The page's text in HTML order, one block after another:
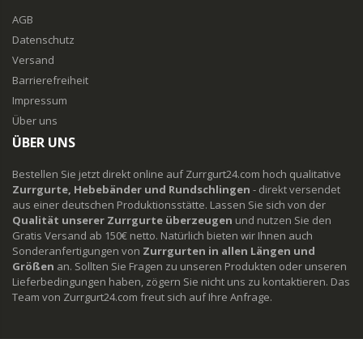
AGB
Datenschutz
Versand
Barrierefreiheit
Impressum
Über uns
ÜBER UNS
Bestellen Sie jetzt direkt online auf Zurrgurt24.com hoch qualitative
Zurrgurte, Hebebänder und Rundschlingen - direkt versendet
aus einer deutschen Produktionsstätte. Lassen Sie sich von der
Qualität unserer Zurrgurte überzeugen und nutzen Sie den
Gratis Versand ab 150€ netto. Natürlich bieten wir Ihnen auch
Sonderanfertigungen von Zurrgurten in allen Längen und
Größen an. Sollten Sie Fragen zu unseren Produkten oder unseren
Lieferbedingungen haben, zögern Sie nicht uns zu kontaktieren. Das
Team von Zurrgurt24.com freut sich auf Ihre Anfrage.